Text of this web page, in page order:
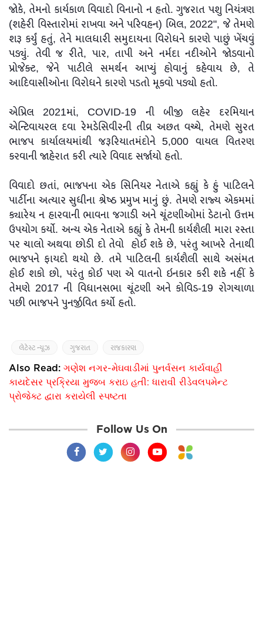
જોકે, તેમનો કાર્યકાળ વિવાદો વિનાનો ન હતો. ગુજરાત પશુ નિયંત્રણ
(શહેરી વિસ્તારોમાં રાખવા અને પરિવહન) બિલ, 2022", જે તેમણે
શરૂ કર્યું હતું, તેને માલધારી સમુદાયના વિરોધને કારણે પાછું ખેંચવું
પડ્યું. તેવી જ રીતે, પાર, તાપી અને નર્મદા નદીઓને જોડવાનો
પ્રોજેક્ટ, જેને પાટીલે સમર્થન આપ્યું હોવાનું કહેવાય છે, તે
આદિવાસીઓના વિરોધને કારણે પડતો મૂકવો પડ્યો હતો.
એપ્રિલ 2021માં, COVID-19 ની બીજી લહેર દરમિયાન
એન્ટિવાયરલ દવા રેમડેસિવીરની તીવ્ર અછત વચ્ચે, તેમણે સુરત
ભાજપ કાર્યાલયમાંથી જરૂરિયાતમંદોને 5,000 વાયલ વિતરણ
કરવાની જાહેરાત કરી ત્યારે વિવાદ સર્જાયો હતો.
વિવાદો છતાં, ભાજપના એક સિનિયર નેતાએ કહ્યું કે હું પાટિલને
પાર્ટીના અત્યાર સુધીના શ્રેષ્ઠ પ્રમુખ માનું છું. તેમણે રાજ્ય એકમમાં
ક્યારેય ન હારવાની ભાવના જગાડી અને ચૂંટણીઓમાં ડેટાનો ઉત્તમ
ઉપયોગ કર્યો. અન્ય એક નેતાએ કહ્યું કે તેમની કાર્યશૈલી મારા રસ્તા
પર ચાલો અથવા છોડી દો તેવો હોઈ શકે છે, પરંતુ આખરે તેનાથી
ભાજપને ફાયદો થયો છે. તમે પાટિલની કાર્યશૈલી સાથે અસંમત
હોઈ શકો છો, પરંતુ કોઈ પણ એ વાતનો ઇનકાર કરી શકે નહીં કે
તેમણે 2017 ની વિધાનસભા ચૂંટણી અને કોવિડ-19 રોગચાળા
પછી ભાજપને પુનર્જીવિત કર્યો હતો.
લેટેસ્ટ ન્યૂઝ ગુજરાત રાજકારણ
Also Read: ગણેશ નગર-મેઘવાડીમાં પુનર્વસન કાર્યવાહી
કાયદેસર પ્રક્રિયા મુજબ કરાઇ હતી: ધારાવી રીડેવલપમેન્ટ
પ્રોજેક્ટ દ્વારા કરાયેલી સ્પષ્ટતા
Follow Us On